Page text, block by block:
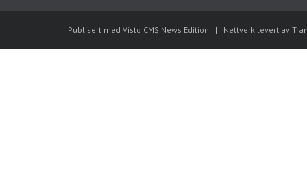
Publisert med Visto CMS News Edition | Nettverk levert av